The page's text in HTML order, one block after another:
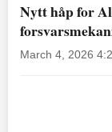
Nytt håp for
March 4, 2026